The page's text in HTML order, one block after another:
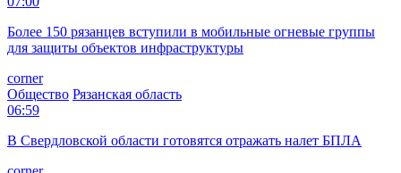
Более 150 рязанцев вступили в мобильные огневые группы
для защиты объектов инфраструктуры
corner
Общество Рязанская область
06:59
В Свердловской области готовятся отражать налет БПЛА